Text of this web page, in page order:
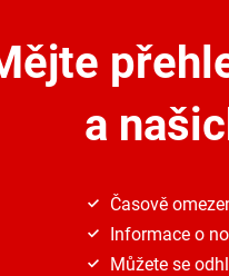
a
Časově
Informace o
Můžete se